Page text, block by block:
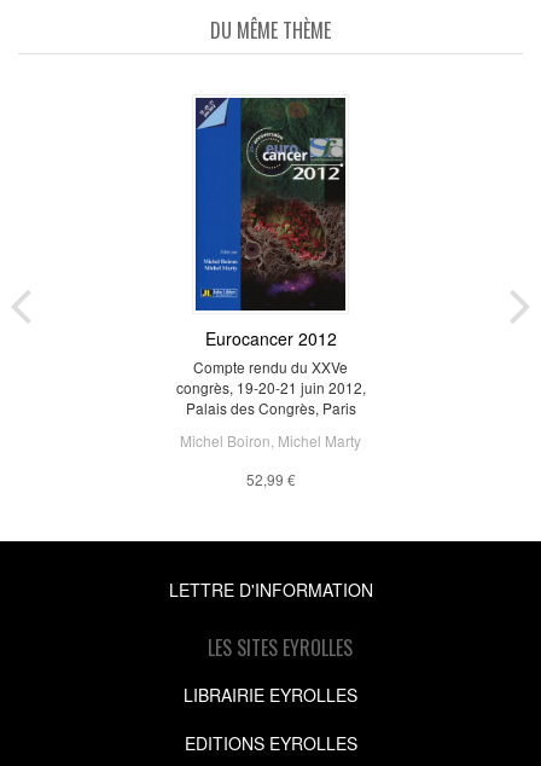
DU MÊME THÈME
Eurocancer 2012
Compte rendu du XXVe
congrès, 19-20-21 juin 2012,
Palais des Congrès, Paris
Michel Boiron Michel Marty
52,99 €
LETTRE D'INFORMATION
LES SITES EYROLLES
LIBRAIRIE EYROLLES
EDITIONS EYROLLES